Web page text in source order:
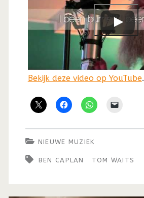
Bekijk deze video op YouTube.
NIEUWE MUZIEK
BEN CAPLAN TOM WAITS